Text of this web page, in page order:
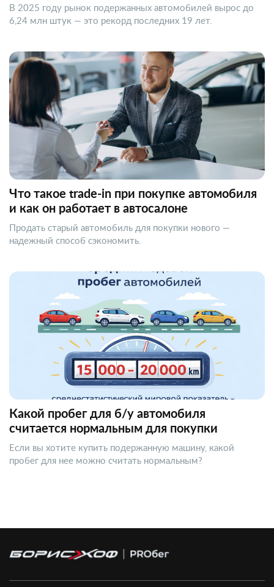
В 2025 году рынок подержанных автомобилей вырос до
6,24 млн штук — это рекорд последних 19 лет.
Что такое trade-in при покупке автомобиля
и как он работает в автосалоне
Продать старый автомобиль для покупки нового —
надежный способ сэкономить.
Какой пробег для б/у автомобиля
считается нормальным для покупки
Если вы хотите купить подержанную машину, какой
пробег для нее можно считать нормальным?